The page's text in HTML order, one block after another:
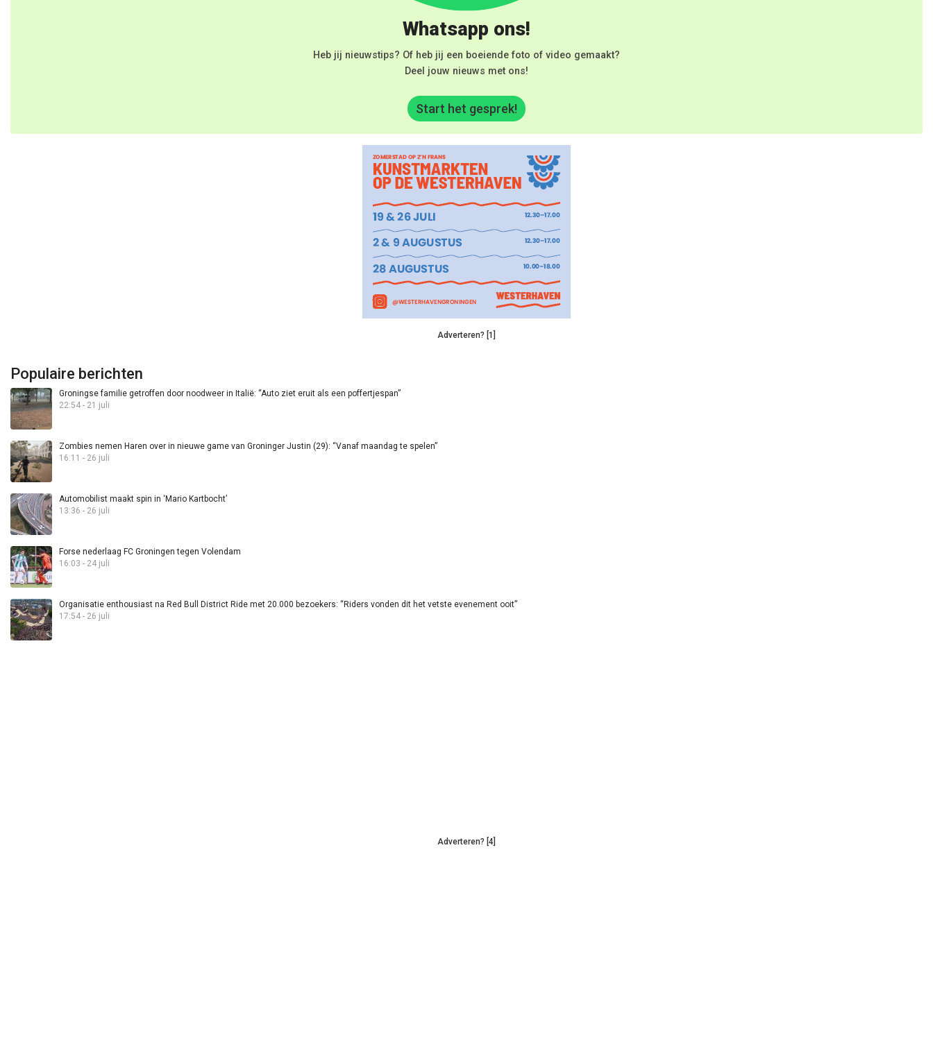
Whatsapp ons!
Heb jij nieuwstips? Of heb jij een boeiende foto of video gemaakt?
Deel jouw nieuws met ons!
Start het gesprek!
Adverteren? [1]
Populaire berichten
Groningse familie getroffen door noodweer in Italië: “Auto ziet eruit als een poffertjespan”
22:54 - 21 juli
Zombies nemen Haren over in nieuwe game van Groninger Justin (29): “Vanaf maandag te spelen”
16:11 - 26 juli
Automobilist maakt spin in ‘Mario Kartbocht’
13:36 - 26 juli
Forse nederlaag FC Groningen tegen Volendam
16:03 - 24 juli
Organisatie enthousiast na Red Bull District Ride met 20.000 bezoekers: “Riders vonden dit het vetste evenement ooit”
17:54 - 26 juli
Adverteren? [4]